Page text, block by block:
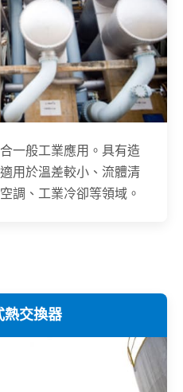
一般工業應用。具有造
用於溫差較小、流體清
調、工業冷卻等領域。
熱交換器